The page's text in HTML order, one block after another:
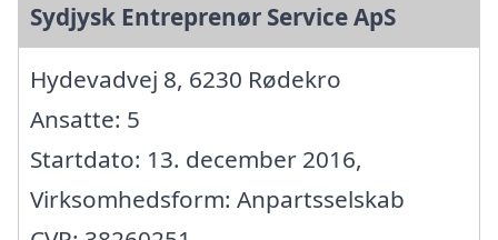
Sydjysk Entreprenør Service ApS
Hydevadvej 8, 6230 Rødekro
Ansatte: 5
Startdato: 13. december 2016,
Virksomhedsform: Anpartsselskab